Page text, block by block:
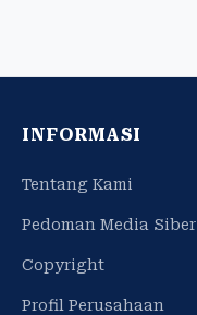
INFORMASI
Tentang Kami
Pedoman Media Siber
Copyright
Profil Perusahaan